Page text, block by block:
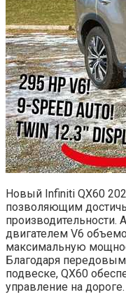
Новый Infiniti QX60
позволяющим
двигателем V6
максимальную
Благодаря
подвеске, QX60
управление на дороге.